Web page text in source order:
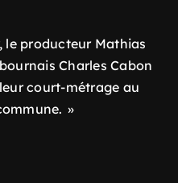
le producteur Mathias
Charles Cabon
court-métrage au
»